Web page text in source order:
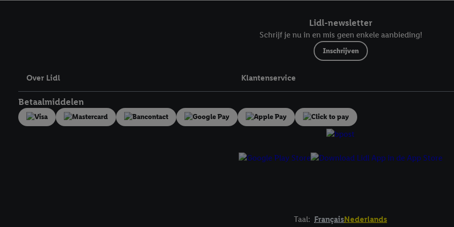
Lidl-newsletter
Schrijf je nu in en mis geen enkele aanbieding!
Inschrijven
Over Lidl Klantenservice
Betaalmiddelen
Taal: FrançaisNederlands